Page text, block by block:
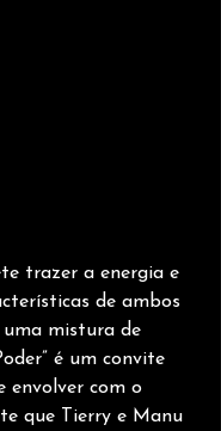
trazer a energia e
de ambos
mistura de
é um convite
envolver com o
que Tierry e Manu